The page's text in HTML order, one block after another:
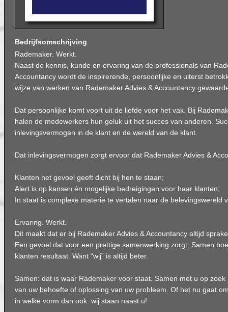
Bedrijfsomschrijving
Rademaker. Werkt.
Naast de kennis, kunde en ervaring van de professionals van
Accountancy wordt de inspirerende, persoonlijke en uiterst
wijze van werken van Rademaker Advies & Accountancy
Dat persoonlijke komt voort uit de liefde voor het vak. Bij
halen de medewerkers hun geluk uit het succes van anderen.
inlevingsvermogen in de klant en de wereld van de klant.
Dat inlevingsvermogen zorgt ervoor dat Rademaker Advies &
Klanten het gevoel geeft dicht bij hen te staan;
Alert is op kansen én mogelijke bedreigingen voor haar klanten;
In staat is complexe materie te vertalen naar de belevingswereld
Ervaring. Werkt.
Dit maakt dat er bij Rademaker Advies & Accountancy altijd
Een gevoel dat voor een prettige samenwerking zorgt. Samen
klanten resultaat. Want “wij” is altijd beter.
Samen: dat is waar Rademaker voor staat. Samen met u op
van uw behoefte of oplossing van uw probleem. Of het nu gaat
in welke vorm dan ook: wij staan naast u!